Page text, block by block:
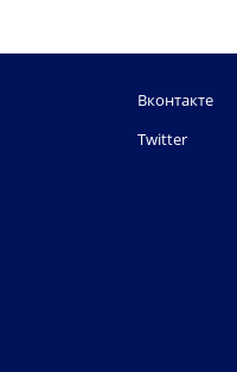
Вконтакте
Twitter